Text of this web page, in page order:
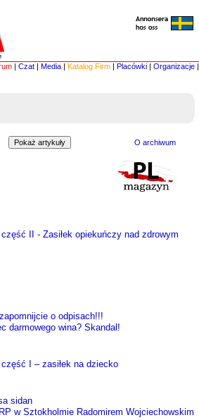
| Czat | Media | Katalog Firm | Placówki | Organizacje |
O archiwum
II - Zasiłek opiekuńczy nad zdrowym
o odpisach!!!
darmowego wina? Skandal!
I – zasiłek na dziecko
sidan
w Sztokholmie Radomirem Wojciechowskim